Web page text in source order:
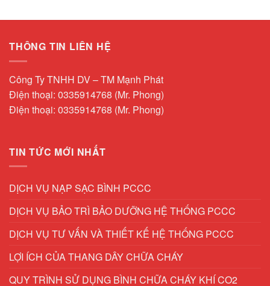
THÔNG TIN LIÊN HỆ
Công Ty TNHH DV – TM Mạnh Phát
Điện thoại: 0335914768 (Mr. Phong)
Điện thoại: 0335914768 (Mr. Phong)
TIN TỨC MỚI NHẤT
DỊCH VỤ NẠP SẠC BÌNH PCCC
DỊCH VỤ BẢO TRÌ BẢO DƯỠNG HỆ THỐNG PCCC
DỊCH VỤ TƯ VẤN VÀ THIẾT KẾ HỆ THỐNG PCCC
LỢI ÍCH CỦA THANG DÂY CHỮA CHÁY
QUY TRÌNH SỬ DỤNG BÌNH CHỮA CHÁY KHÍ CO2